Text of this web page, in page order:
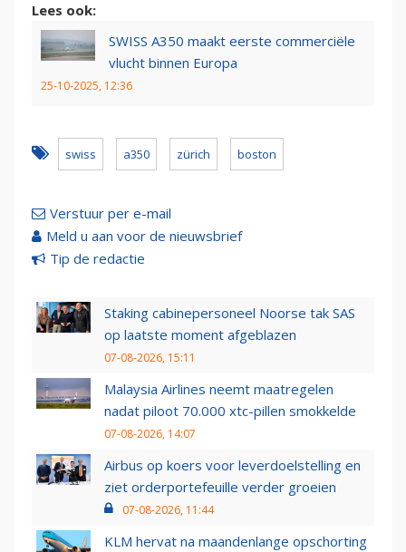
Lees ook:
SWISS A350 maakt eerste commerciële
vlucht binnen Europa
25-10-2025, 12:36
swiss a350 zürich boston
Verstuur per e-mail
Meld u aan voor de nieuwsbrief
Tip de redactie
Staking cabinepersoneel Noorse tak SAS
op laatste moment afgeblazen
07-08-2026, 15:11
Malaysia Airlines neemt maatregelen
nadat piloot 70.000 xtc-pillen smokkelde
07-08-2026, 14:07
Airbus op koers voor leverdoelstelling en
ziet orderportefeuille verder groeien
07-08-2026, 11:44
KLM hervat na maandenlange opschorting